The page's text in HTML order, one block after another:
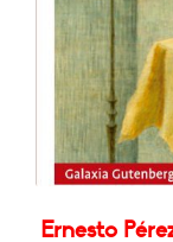
Ernesto